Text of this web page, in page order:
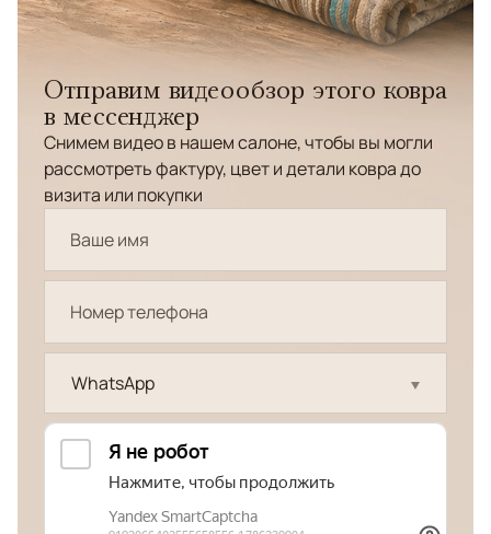
Отправим видеообзор этого ковра
в мессенджер
Снимем видео в нашем салоне, чтобы вы могли
рассмотреть фактуру, цвет и детали ковра до
визита или покупки
WhatsApp